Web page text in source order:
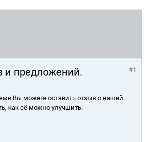
и предложений. #1
Вы можете оставить отзыв о нашей
как её можно улучшить.